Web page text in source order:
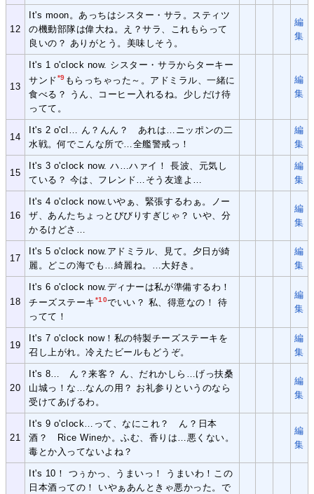
12
It's moon。あっちはシスター・サラ。スティツ
の機動部隊は偉大ね。え？サラ、これもらって
良いの？ ありがとう。美味しそう。
編
集
13
It's 1 o'clock now. シスター・サラからターキー
サンド*9 もらっちゃった～。アドミラル、一緒に
食べる？ うん、コーヒー入れるね。少しだけ待
ってて。
編
集
14
It's 2 o'cl… ん？んん？ あれは…ニッポンの二
水戦。何でこんな所で…全艦警戒っ！
編
集
15
It's 3 o'clock now. ハ…ハァイ！ 長波、元気し
ている？ 今は、フレンド…そう友達よ…
編
集
16
It's 4 o'clock now.いやぁ、緊張するわぁ。ノー
ザ、あんたちょっとびびりすぎじゃ？ いや、分
かるけどさ…
編
集
17
It's 5 o'clock now.アドミラル、見て。夕日が綺
麗。どこの海でも…綺麗ね。…大好き。
編
集
18
It's 6 o'clock now.ディナーは私が準備するわ！
チーズステーキ*10でいい？ 私、得意なの！ 待
ってて！
編
集
19
It's 7 o'clock now！私の特製チーズステーキを
召し上がれ。冷えたビールもどうぞ。
編
集
20
It's 8… ん？来客？ ん、だれかしら…げっ扶桑
山城っ！な…なんの用？ お礼参りというのなら
受けてあげるわ。
編
集
21
It's 9 o'clock…って、なにこれ？ ん？日本
酒？ Rice Wineか。ふむ、香りは…悪くない。
毒とか入ってないよね？
編
集
It's 10！ つぅかっ、うまいっ！ うまいわ！この
日本酒っての！ いやぁあんときゃ悪かった。で